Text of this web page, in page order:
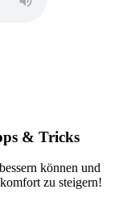
& Tricks
können und
zu steigern!